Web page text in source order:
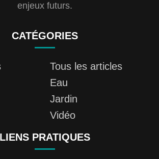
enjeux futurs.
CATÉGORIES
Tous les articles
Eau
Jardin
Vidéo
LIENS PRATIQUES